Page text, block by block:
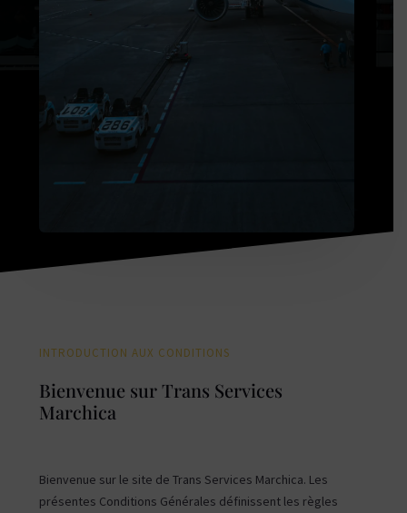
INTRODUCTION AUX CONDITIONS
Bienvenue sur Trans Services
Marchica
Bienvenue sur le site de Trans Services Marchica. Les
présentes Conditions Générales définissent les règles